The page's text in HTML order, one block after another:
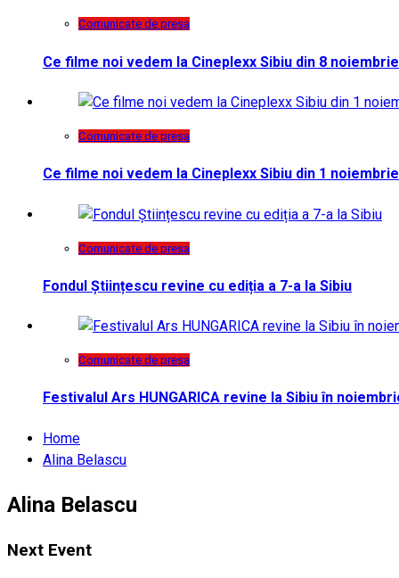
Comunicate de presa
Ce filme noi vedem la Cineplexx Sibiu din 8 noiembrie
Comunicate de presa
Ce filme noi vedem la Cineplexx Sibiu din 1 noiembrie
Comunicate de presa
Fondul Științescu revine cu ediția a 7-a la Sibiu
Comunicate de presa
Festivalul Ars HUNGARICA revine la Sibiu în
Home
Alina Belascu
Alina Belascu
Next Event